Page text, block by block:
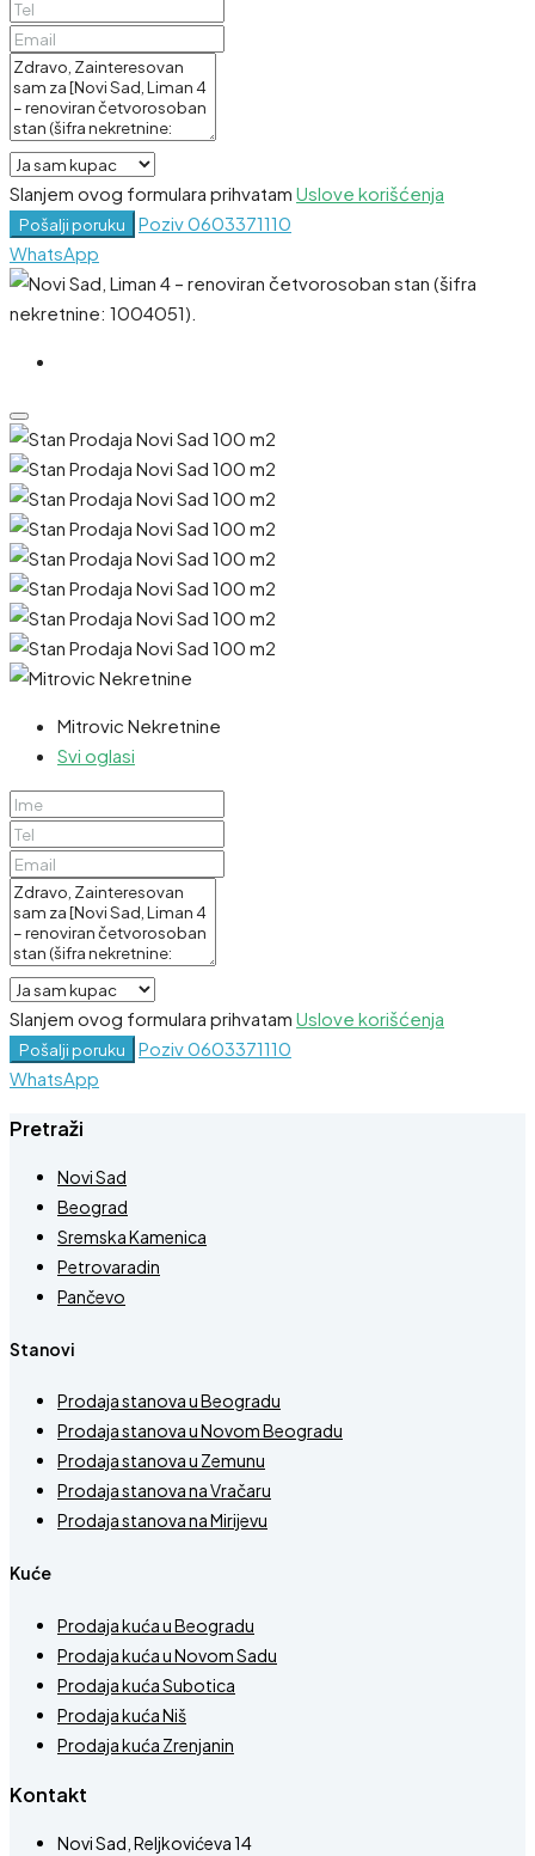
Slanjem ovog formulara prihvatam Uslove korišćenja
Pošalji poruku Poziv0603371110
WhatsApp
Mitrovic Nekretnine
Svi oglasi
Slanjem ovog formulara prihvatam Uslove korišćenja
Pošalji poruku Poziv0603371110
WhatsApp
Pretraži
Novi Sad
Beograd
Sremska Kamenica
Petrovaradin
Pančevo
Stanovi
Prodaja stanova u Beogradu
Prodaja stanova u Novom Beogradu
Prodaja stanova u Zemunu
Prodaja stanova na Vračaru
Prodaja stanova na Mirijevu
Kuće
Prodaja kuća u Beogradu
Prodaja kuća u Novom Sadu
Prodaja kuća Subotica
Prodaja kuća Niš
Prodaja kuća Zrenjanin
Kontakt
Novi Sad, Reljkovićeva 14